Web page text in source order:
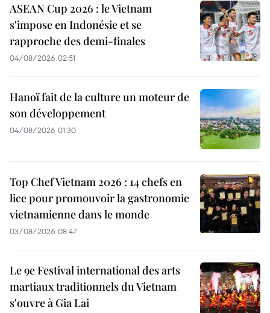
ASEAN Cup 2026 : le Vietnam
s'impose en Indonésie et se
rapproche des demi-finales
04/08/2026 02:51
Hanoï fait de la culture un moteur de
son développement
04/08/2026 01:30
Top Chef Vietnam 2026 : 14 chefs en
lice pour promouvoir la gastronomie
vietnamienne dans le monde
03/08/2026 08:47
Le 9e Festival international des arts
martiaux traditionnels du Vietnam
s'ouvre à Gia Lai